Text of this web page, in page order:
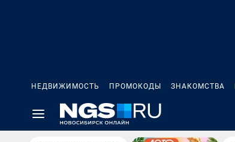
НЕДВИЖИМОСТЬ ПРОМОКОДЫ ЗНАКОМСТВА